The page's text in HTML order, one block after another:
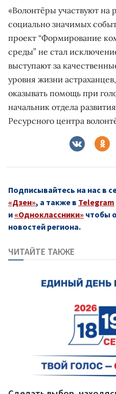
«Волонтёры участвуют на
социально значимых
проект “Формирование
среды” не стал
выступают за
уровня жизни
оказывать помощь при
начальник отдела
Ресурсного центра
Подписывайтесь на нас в
«Дзен», а также в Telegram
и «Одноклассники» чтобы
новостей региона.
ЧИТАЙТЕ ТАКЖЕ